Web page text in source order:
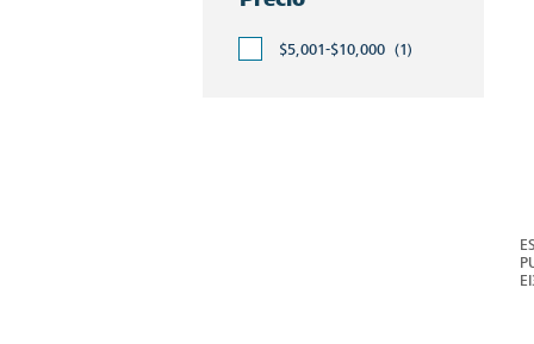
$5,001-$10,000 (1)